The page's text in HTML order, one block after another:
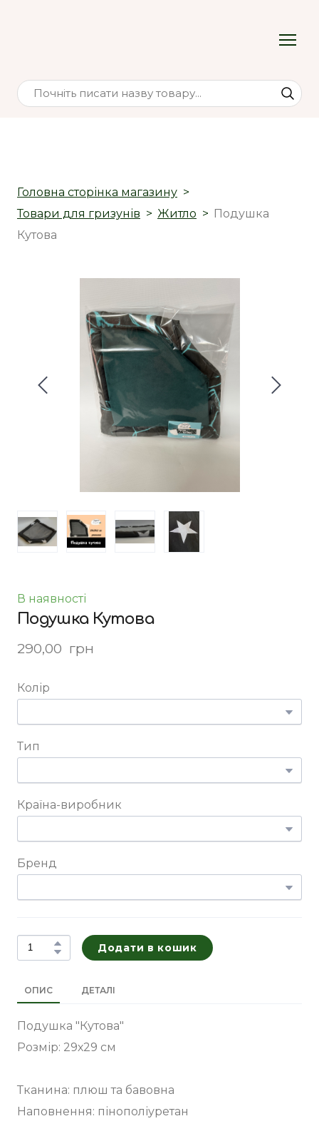
Головна сторінка магазину
Товари для гризунів
Житло
Подушка
Кутова
В наявності
Подушка Кутова
290,00  грн
Колір
Тип
Країна-виробник
Бренд
Додати в кошик
ОПИС ДЕТАЛІ
Подушка "Кутова"
Розмір: 29х29 см
Тканина: плюш та бавовна
Наповнення: пінополіуретан